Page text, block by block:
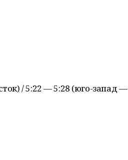
/ 5:22 — 5:28 (юго-запад —